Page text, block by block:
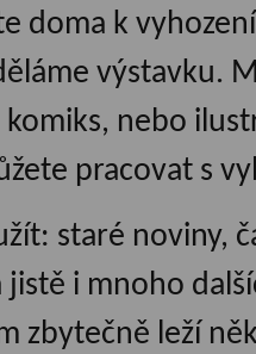
doma k
výstavku.
nebo
pracovat s
staré noviny,
i mnoho
zbytečně leží